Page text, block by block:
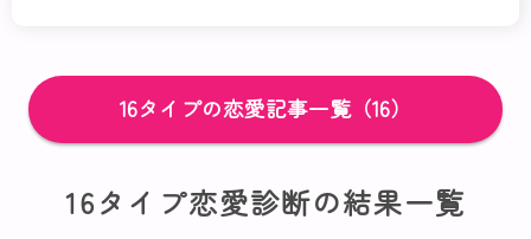
16タイプの恋愛記事一覧（16）
16タイプ恋愛診断の結果一覧